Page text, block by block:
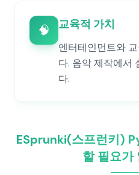
🧠 교육적 가치
엔터테인먼트와
다. 음악 제작에서
다.
ESprunki(스프런키)
할 필요가